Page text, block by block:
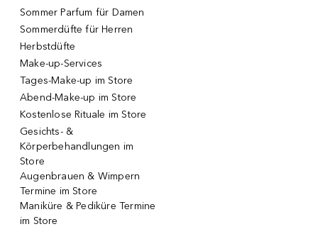
Sommer Parfum für Damen
Sommerdüfte für Herren
Herbstdüfte
Make-up-Services
Tages-Make-up im Store
Abend-Make-up im Store
Kostenlose Rituale im Store
Gesichts- &
Körperbehandlungen im
Store
Augenbrauen & Wimpern
Termine im Store
Maniküre & Pediküre Termine
im Store